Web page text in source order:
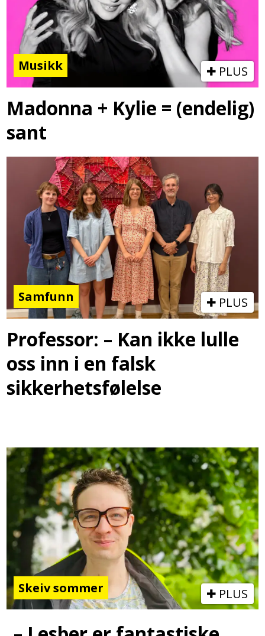
Musikk PLUS
Madonna + Kylie = (endelig)
sant
Samfunn PLUS
Professor: – Kan ikke lulle
oss inn i en falsk
sikkerhetsfølelse
Skeiv sommer PLUS